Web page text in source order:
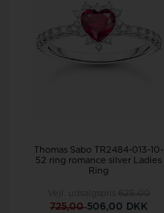
Thomas Sabo TR2484-013-10-
52 ring romance silver Ladies
Ring
725,00506,00 DKK